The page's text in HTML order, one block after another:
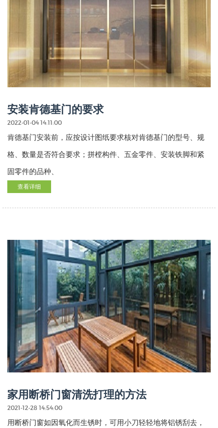
安装肯德基门的要求
2022-01-04 14:11:00
肯德基门安装前，应按设计图纸要求核对肯德基门的型号、规
格、数量是否符合要求；拼樘构件、五金零件、安装铁脚和紧
固零件的品种、
查看详细
家用断桥门窗清洗打理的方法
2021-12-28 14:54:00
用断桥门窗如因氧化而生锈时，可用小刀轻轻地将铝锈刮去，